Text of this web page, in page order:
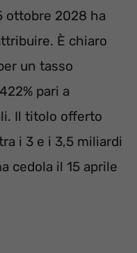
ottobre 2028 ha
È chiaro
un tasso
pari a
Il titolo offerto
i 3 e i 3,5 miliardi
cedola il 15 aprile